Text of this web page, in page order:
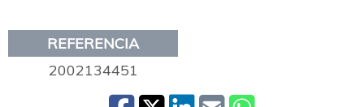
REFERENCIA
2002134451